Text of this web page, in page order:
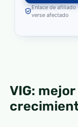
Enlace de afiliado
verse afectado
VIG: